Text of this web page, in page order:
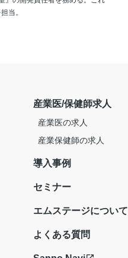
当。
産業医/保健師求人
産業医の求人
産業保健師の求人
導入事例
セミナー
エムステージについて
よくある質問